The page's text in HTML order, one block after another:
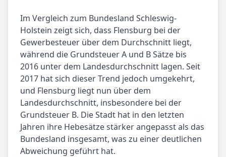
Im Vergleich zum Bundesland Schleswig-
Holstein zeigt sich, dass Flensburg bei der
Gewerbesteuer über dem Durchschnitt liegt,
während die Grundsteuer A und B Sätze bis
2016 unter dem Landesdurchschnitt lagen. Seit
2017 hat sich dieser Trend jedoch umgekehrt,
und Flensburg liegt nun über dem
Landesdurchschnitt, insbesondere bei der
Grundsteuer B. Die Stadt hat in den letzten
Jahren ihre Hebesätze stärker angepasst als das
Bundesland insgesamt, was zu einer deutlichen
Abweichung geführt hat.